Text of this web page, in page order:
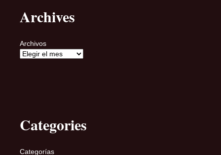
Archives
Archivos
Categories
Categorías